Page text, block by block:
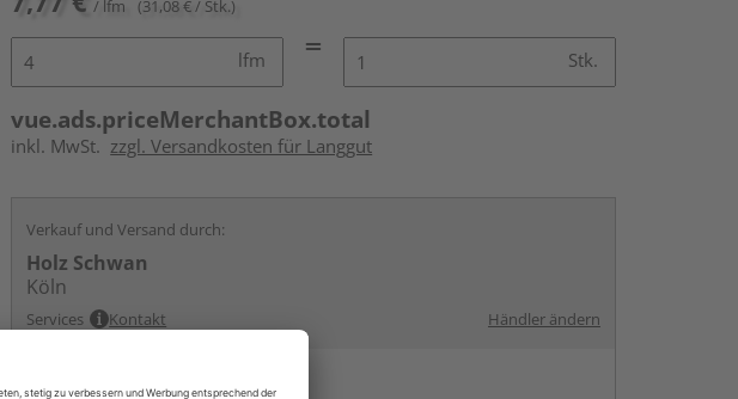
/ lfm (31,08 € / Stk.)
lfm Stk.
vue.ads.priceMerchantBox.total
inkl. MwSt. zzgl. Versandkosten für Langgut
Verkauf und Versand durch:
Holz Schwan
Köln
Services Kontakt Händler ändern
Online bestellen